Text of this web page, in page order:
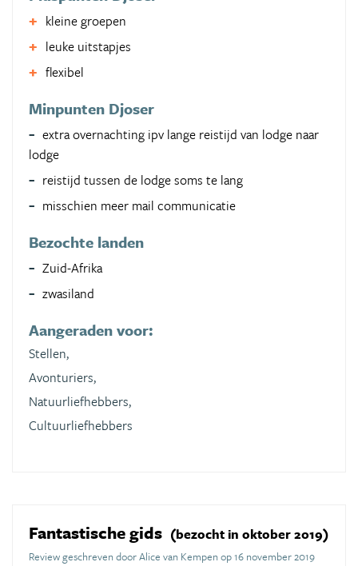
kleine groepen
leuke uitstapjes
flexibel
Minpunten Djoser
extra overnachting ipv lange reistijd van lodge naar
lodge
reistijd tussen de lodge soms te lang
misschien meer mail communicatie
Bezochte landen
Zuid-Afrika
zwasiland
Aangeraden voor:
Stellen,
Avonturiers,
Natuurliefhebbers,
Cultuurliefhebbers
Fantastische gids (bezocht in oktober 2019)
Review geschreven door Alice van Kempen op 16 november 2019